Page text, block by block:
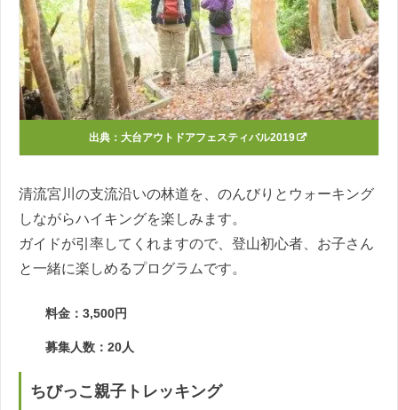
出典： 大台アウトドアフェスティバル2019
清流宮川の支流沿いの林道を、のんびりとウォーキング
しながらハイキングを楽しみます。
ガイドが引率してくれますので、登山初心者、お子さん
と一緒に楽しめるプログラムです。
料金：3,500円
募集人数：20人
ちびっこ親子トレッキング